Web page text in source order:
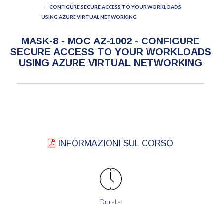
CONFIGURE SECURE ACCESS TO YOUR WORKLOADS
USING AZURE VIRTUAL NETWORKING
MASK-8 - MOC AZ-1002 - CONFIGURE
SECURE ACCESS TO YOUR WORKLOADS
USING AZURE VIRTUAL NETWORKING
INFORMAZIONI SUL CORSO
Durata: